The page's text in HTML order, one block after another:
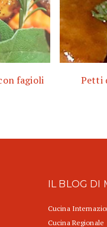
fagioli
Petti
IL BLOG DI
Cucina
Cucina Regionale